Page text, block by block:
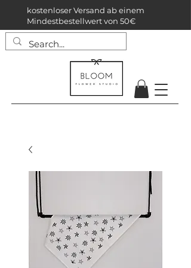
kostenloser Versand ab einem
Mindestbestellwert von 50€